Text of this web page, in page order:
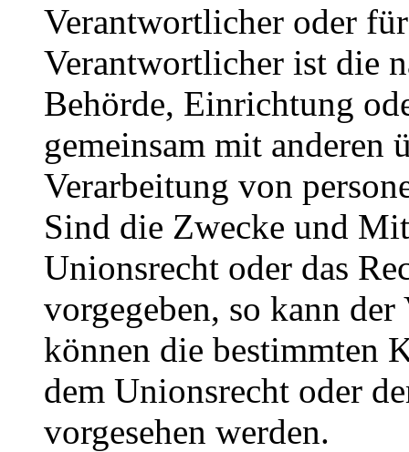
Verantwortlicher oder
Verantwortlicher ist die
Behörde, Einrichtung
gemeinsam mit
Verarbeitung von
Sind die Zwecke und
Unionsrecht oder das
vorgegeben, so kann
können die bestimmten
dem Unionsrecht oder
vorgesehen werden.